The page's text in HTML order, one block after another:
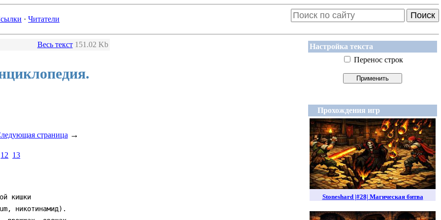
· Читатели Поиск
Настройка текста
Перенос строк
Прохождения игр
Stoneshard |#28| Магическая битва
Весь текст 151.02 Kb
страница →
12 13